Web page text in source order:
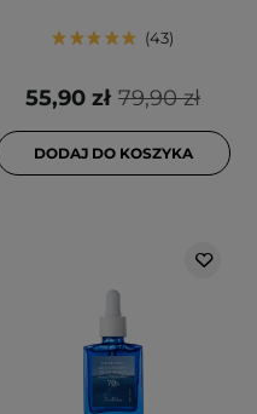
43
79,90 zł
55,90 zł
DODAJ DO KOSZYKA